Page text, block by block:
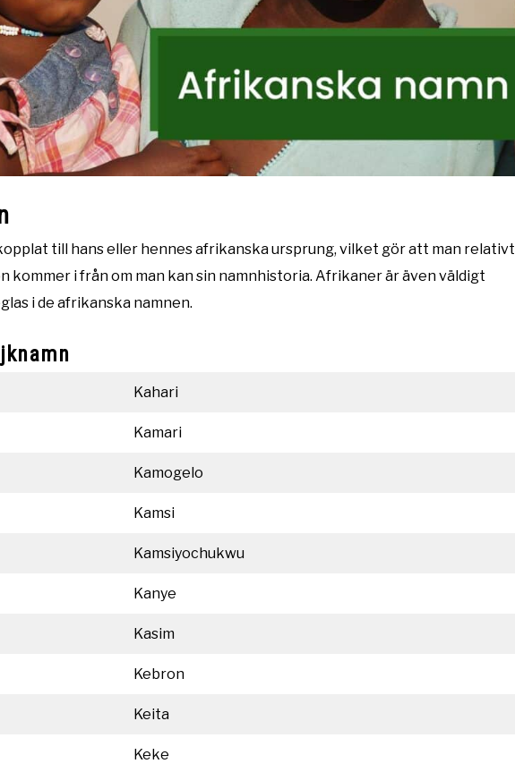
till hans eller hennes afrikanska ursprung, vilket gör att man relativt
kommer i från om man kan sin namnhistoria. Afrikaner är även väldigt
i de afrikanska namnen.
Kahari
Kamari
Kamogelo
Kamsi
Kamsiyochukwu
Kanye
Kasim
Kebron
Keita
Keke